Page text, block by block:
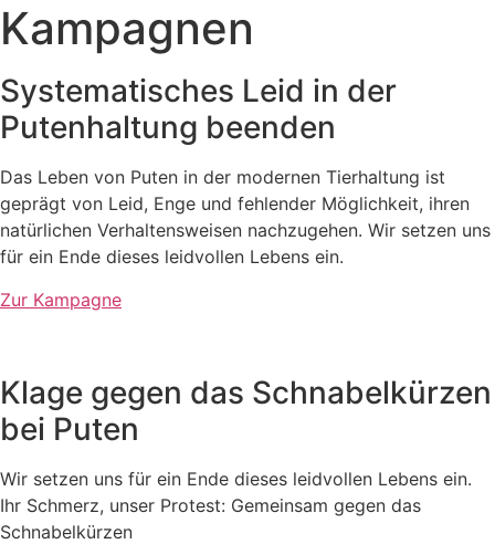
Kampagnen
Systematisches Leid in der
Putenhaltung beenden
Das Leben von Puten in der modernen Tierhaltung ist
geprägt von Leid, Enge und fehlender Möglichkeit, ihren
natürlichen Verhaltensweisen nachzugehen. Wir setzen uns
für ein Ende dieses leidvollen Lebens ein.
Zur Kampagne
Klage gegen das Schnabelkürzen
bei Puten​
Wir setzen uns für ein Ende dieses leidvollen Lebens ein.
Ihr Schmerz, unser Protest: Gemeinsam gegen das
Schnabelkürzen ​